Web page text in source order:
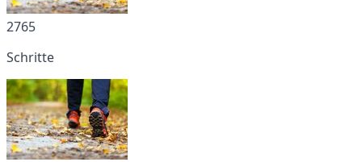
2765
Schritte